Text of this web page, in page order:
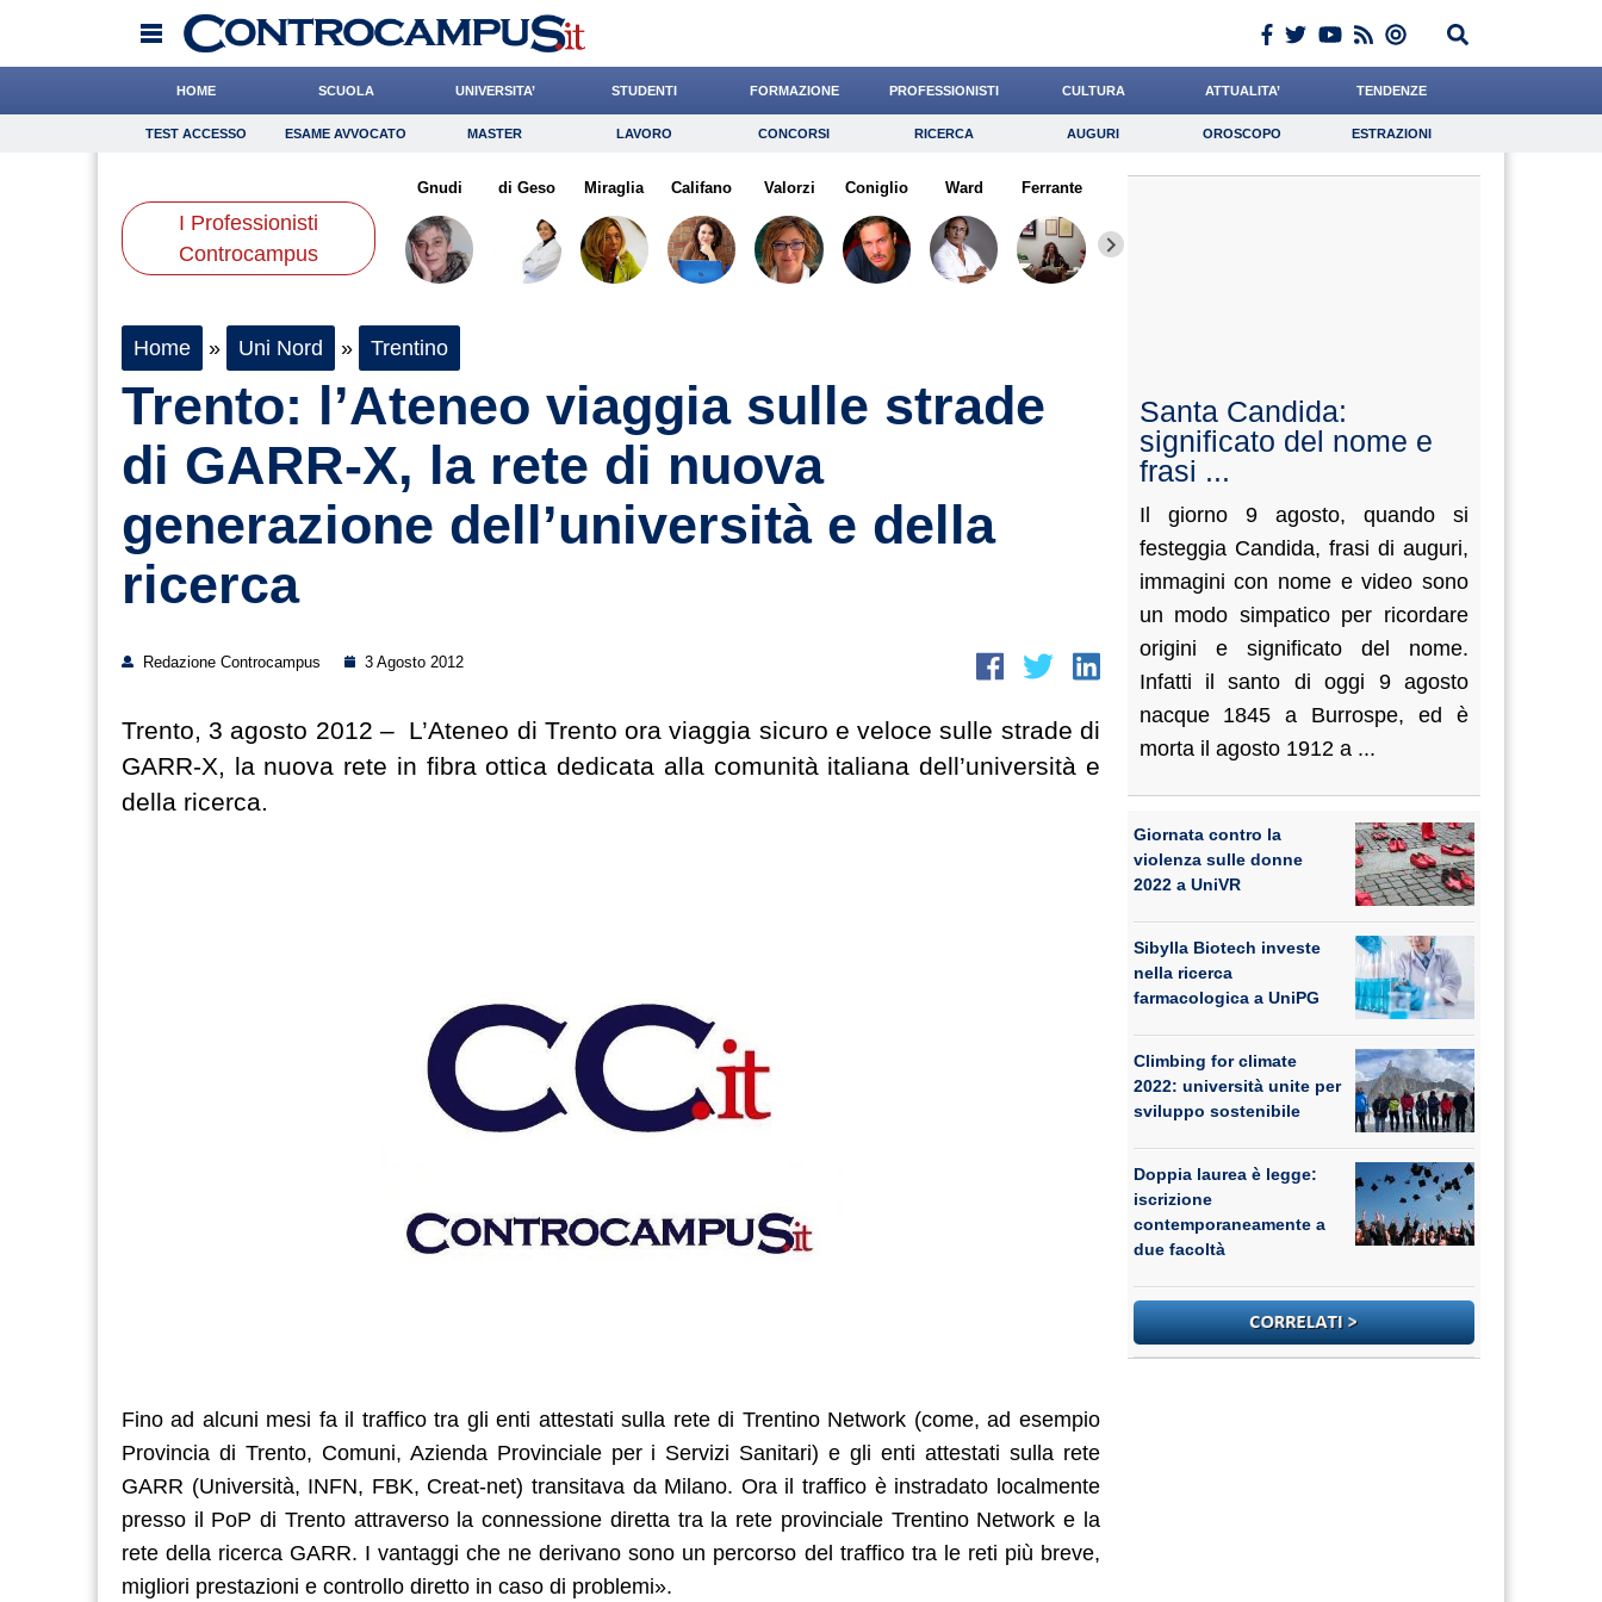
HOME SCUOLA UNIVERSITA’ STUDENTI FORMAZIONE PROFESSIONISTI CULTURA ATTUALITA’ TENDENZE
TEST ACCESSO Esame Avvocato Master Lavoro Concorsi Ricerca Auguri Oroscopo Estrazioni
Consigli Risparmio Diritto Economia Giornalista
Scienze
TEST ACCESSO ESAME AVVOCATO MASTER LAVORO CONCORSI RICERCA AUGURI OROSCOPO ESTRAZIONI
I Professionisti
Controcampus
Gnudi di Geso Miraglia Califano Valorzi Coniglio Ward Ferrante
Home » Uni Nord » Trentino
Trento: l’Ateneo viaggia sulle strade
di GARR-X, la rete di nuova
generazione dell’università e della
ricerca
Redazione Controcampus 3 Agosto 2012
Trento, 3 agosto 2012 – L’Ateneo di Trento ora viaggia sicuro e veloce sulle strade di
GARR-X, la nuova rete in fibra ottica dedicata alla comunità italiana dell’università e
della ricerca.
Fino ad alcuni mesi fa il traffico tra gli enti attestati sulla rete di Trentino Network (come, ad esempio
Provincia di Trento, Comuni, Azienda Provinciale per i Servizi Sanitari) e gli enti attestati sulla rete
GARR (Università, INFN, FBK, Creat-net) transitava da Milano. Ora il traffico è instradato localmente
presso il PoP di Trento attraverso la connessione diretta tra la rete provinciale Trentino Network e la
rete della ricerca GARR. I vantaggi che ne derivano sono un percorso del traffico tra le reti più breve,
migliori prestazioni e controllo diretto in caso di problemi».
Santa Candida:
significato del nome e
frasi ...
Il giorno 9 agosto, quando si
festeggia Candida, frasi di auguri,
immagini con nome e video sono
un modo simpatico per ricordare
origini e significato del nome.
Infatti il santo di oggi 9 agosto
nacque 1845 a Burrospe, ed è
morta il agosto 1912 a ...
Giornata contro la
violenza sulle donne
2022 a UniVR
Sibylla Biotech investe
nella ricerca
farmacologica a UniPG
Climbing for climate
2022: università unite per
sviluppo sostenibile
Doppia laurea è legge:
iscrizione
contemporaneamente a
due facoltà